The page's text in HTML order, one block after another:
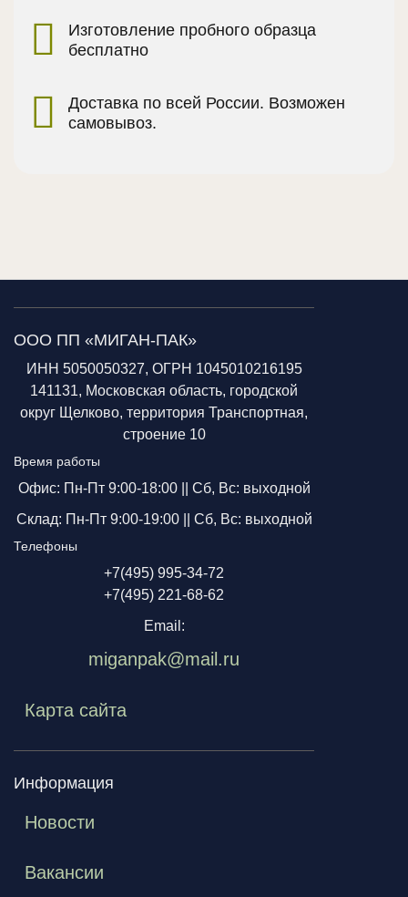
Изготовление пробного образца
бесплатно
Доставка по всей России. Возможен
самовывоз.
ООО ПП «МИГАН-ПАК»
ИНН 5050050327, ОГРН 1045010216195
141131, Московская область, городской
округ Щелково, территория Транспортная,
строение 10
Время работы
Офис: Пн-Пт 9:00-18:00 || Сб, Вс: выходной
Склад: Пн-Пт 9:00-19:00 || Сб, Вс: выходной
Телефоны
+7(495) 995-34-72
+7(495) 221-68-62
Email:
miganpak@mail.ru
Карта сайта
Информация
Новости
Вакансии